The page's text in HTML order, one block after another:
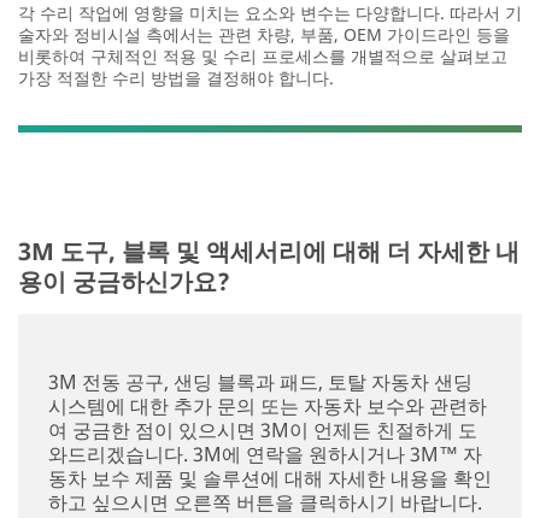
각 수리 작업에 영향을 미치는 요소와 변수는 다양합니다. 따라서 기
술자와 정비시설 측에서는 관련 차량, 부품, OEM 가이드라인 등을
비롯하여 구체적인 적용 및 수리 프로세스를 개별적으로 살펴보고
가장 적절한 수리 방법을 결정해야 합니다.
3M 도구, 블록 및 액세서리에 대해 더 자세한 내
용이 궁금하신가요?
3M 전동 공구, 샌딩 블록과 패드, 토탈 자동차 샌딩
시스템에 대한 추가 문의 또는 자동차 보수와 관련하
여 궁금한 점이 있으시면 3M이 언제든 친절하게 도
와드리겠습니다. 3M에 연락을 원하시거나 3M™ 자
동차 보수 제품 및 솔루션에 대해 자세한 내용을 확인
하고 싶으시면 오른쪽 버튼을 클릭하시기 바랍니다.